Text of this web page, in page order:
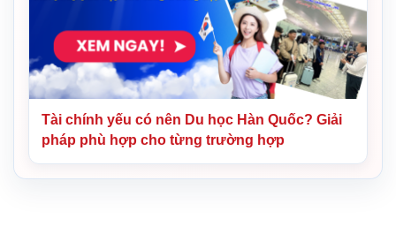
Tài chính yếu có nên Du học Hàn Quốc? Giải
pháp phù hợp cho từng trường hợp